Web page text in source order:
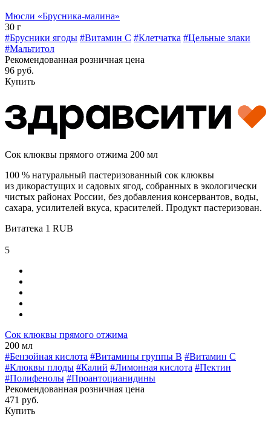
Мюсли «Брусника-малина»
30 г
#Брусники ягоды #Витамин C #Клетчатка #Цельные злаки
#Мальтитол
Рекомендованная розничная цена
96 руб.
Купить
Сок клюквы прямого отжима 200 мл
100 % натуральный пастеризованный сок клюквы
из дикорастущих и садовых ягод, собранных в экологически
чистых районах России, без добавления консервантов, воды,
сахара, усилителей вкуса, красителей. Продукт пастеризован.
Витатека 1 RUB
5
Сок клюквы прямого отжима
200 мл
#Бензойная кислота #Витамины группы В #Витамин C
#Клюквы плоды #Калий #Лимонная кислота #Пектин
#Полифенолы #Проантоцианидины
Рекомендованная розничная цена
471 руб.
Купить